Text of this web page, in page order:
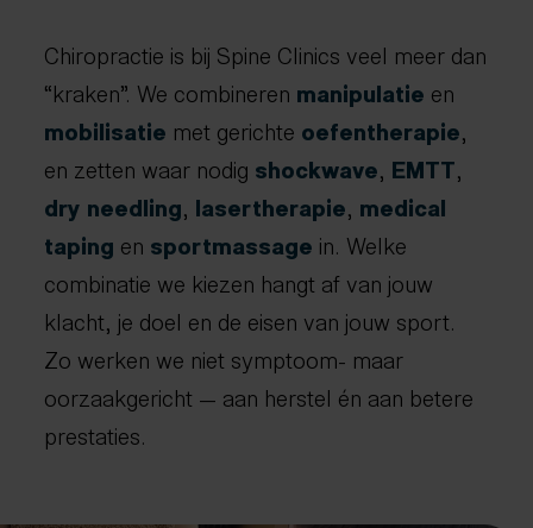
Chiropractie is bij Spine Clinics veel meer dan
“kraken”. We combineren manipulatie en
mobilisatie met gerichte oefentherapie,
en zetten waar nodig shockwave, EMTT,
dry needling, lasertherapie, medical
taping en sportmassage in. Welke
combinatie we kiezen hangt af van jouw
klacht, je doel en de eisen van jouw sport.
Zo werken we niet symptoom- maar
oorzaakgericht — aan herstel én aan betere
prestaties.